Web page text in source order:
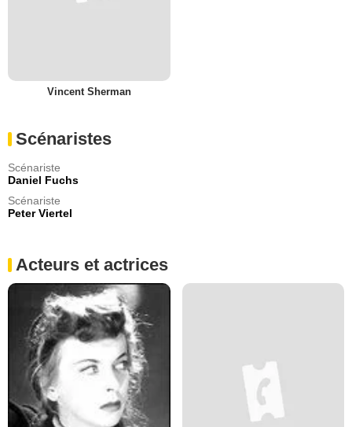
Vincent Sherman
Scénaristes
Scénariste
Daniel Fuchs
Scénariste
Peter Viertel
Acteurs et actrices